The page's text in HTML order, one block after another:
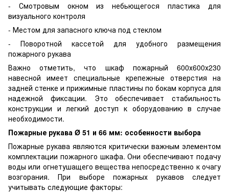
- Смотровым окном из небьющегося пластика для
визуального контроля
- Местом для запасного ключа под стеклом
- Поворотной кассетой для удобного размещения
пожарного рукава
Важно отметить, что шкаф пожарный 600х600х230
навесной имеет специальные крепежные отверстия на
задней стенке и прижимные пластины по бокам корпуса для
надежной фиксации. Это обеспечивает стабильность
конструкции и легкий доступ к оборудованию в случае
необходимости.
Пожарные рукава Ø 51 и 66 мм: особенности выбора
Пожарные рукава являются критически важным элементом
комплектации пожарного шкафа. Они обеспечивают подачу
воды или огнетушащего вещества непосредственно к очагу
возгорания. При выборе пожарных рукавов следует
учитывать следующие факторы: